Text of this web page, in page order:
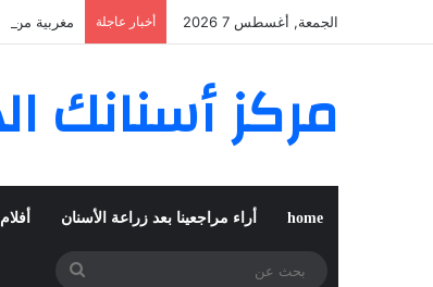
الجمعة, أغسطس 7 2026 أخبار عاجلة مغربية من
مركز أسنانك
home أراء مراجعينا بعد زراعة الأسنان
بحث